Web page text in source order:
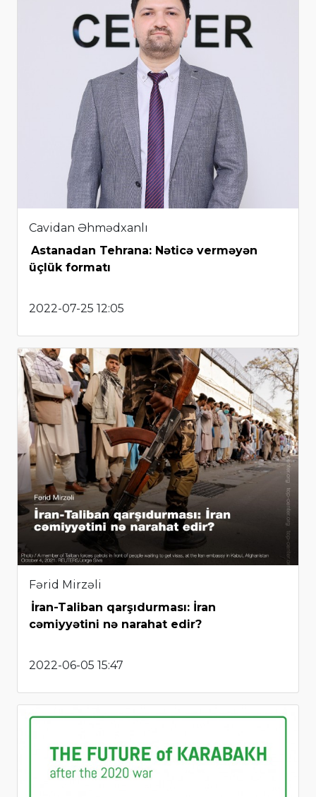
Cavidan Əhmədxanlı
Astanadan Tehrana: Nəticə verməyən
üçlük formatı
2022-07-25 12:05
Fərid Mirzəli
İran-Taliban qarşıdurması: İran
cəmiyyətini nə narahat edir?
2022-06-05 15:47